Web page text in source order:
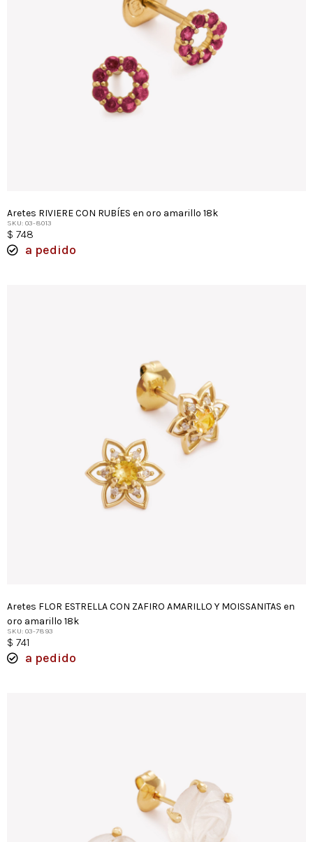
Aretes RIVIERE CON RUBÍES en oro amarillo 18k
SKU: 03-8013
$ 748
a pedido
Aretes FLOR ESTRELLA CON ZAFIRO AMARILLO Y MOISSANITAS en
oro amarillo 18k
SKU: 03-7893
$ 741
a pedido